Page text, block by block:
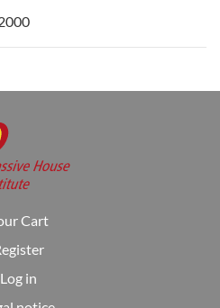
Cart
Log in